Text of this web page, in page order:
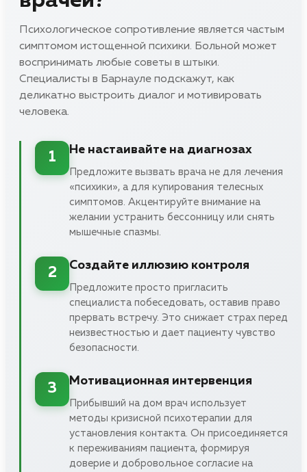
Психологическое сопротивление является частым
симптомом истощенной психики. Больной может
воспринимать любые советы в штыки.
Специалисты в Барнауле подскажут, как
деликатно выстроить диалог и мотивировать
человека.
1
Не настаивайте на диагнозах
Предложите вызвать врача не для лечения
«психики», а для купирования телесных
симптомов. Акцентируйте внимание на
желании устранить бессонницу или снять
мышечные спазмы.
2
Создайте иллюзию контроля
Предложите просто пригласить
специалиста побеседовать, оставив право
прервать встречу. Это снижает страх перед
неизвестностью и дает пациенту чувство
безопасности.
3
Мотивационная интервенция
Прибывший на дом врач использует
методы кризисной психотерапии для
установления контакта. Он присоединяется
к переживаниям пациента, формируя
доверие и добровольное согласие на